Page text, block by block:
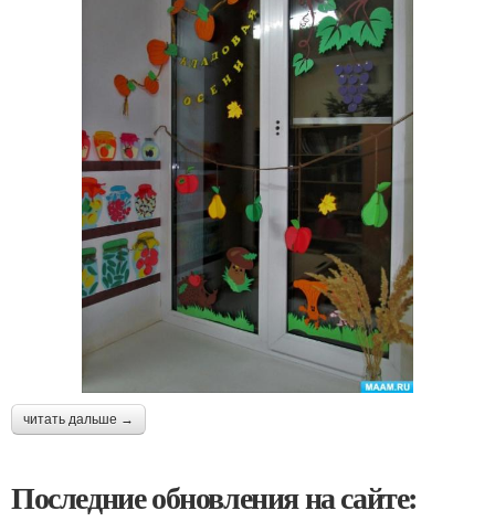
читать дальше →
Последние обновления на сайте: